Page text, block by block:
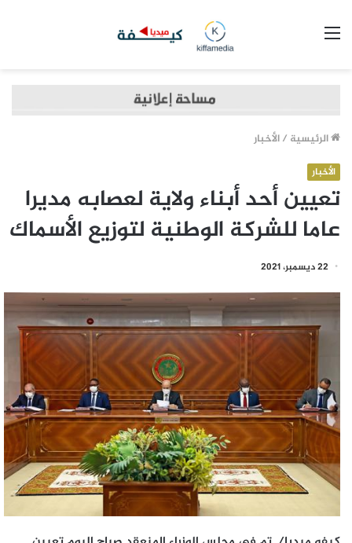
الرئيسية /الأخبار
الأخبار
تعيين أحد أبناء ولاية لعصابه مديرا
عاما للشركة الوطنية لتوزيع الأسماك
22 ديسمبر، 2021